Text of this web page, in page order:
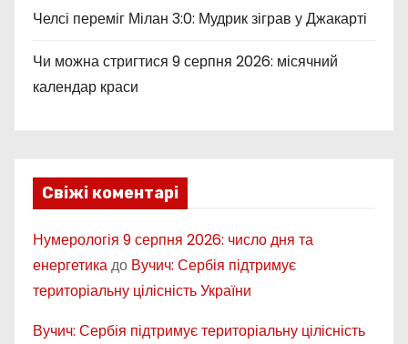
Челсі переміг Мілан 3:0: Мудрик зіграв у Джакарті
Чи можна стригтися 9 серпня 2026: місячний
календар краси
Свіжі коментарі
Нумерологія 9 серпня 2026: число дня та
енергетикадо Вучич: Сербія підтримує
територіальну цілісність України
Вучич: Сербія підтримує територіальну цілісність